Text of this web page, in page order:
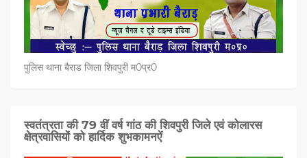
पुलिस थाना बैराड जिला शिवपुरी म0प्र0
स्वतंत्रता की 79 वीं वर्ष गांठ की शिवपुरी जिले एवं कोलारस
क्षेत्रवासियों को हार्दिक शुभकामनऐं